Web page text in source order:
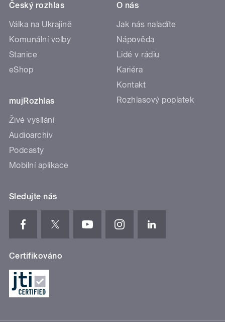
Český rozhlas
Válka na Ukrajině
Komunální volby
Stanice
eShop
mujRozhlas
Živé vysílání
Audioarchiv
Podcasty
Mobilní aplikace
O nás
Jak nás naladíte
Nápověda
Lidé v rádiu
Kariéra
Kontakt
Rozhlasový poplatek
Sledujte nás
Certifikováno